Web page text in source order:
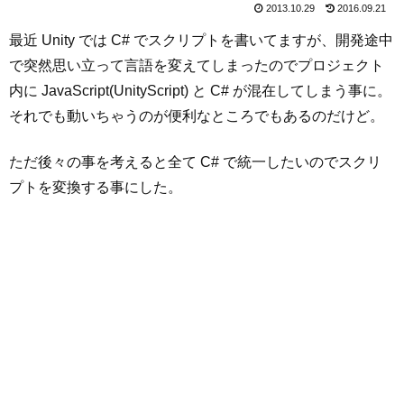
2013.10.29 2016.09.21
最近 Unity では C# でスクリプトを書いてますが、開発途中
で突然思い立って言語を変えてしまったのでプロジェクト
内に JavaScript(UnityScript) と C# が混在してしまう事に。
それでも動いちゃうのが便利なところでもあるのだけど。
ただ後々の事を考えると全て C# で統一したいのでスクリ
プトを変換する事にした。